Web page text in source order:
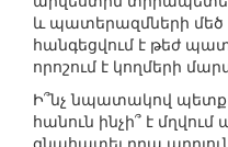
և պատերազմների մեծ
հանգեցվում է թեժ
որոշում է կողմերի
Ի՞նչ նպատակով
հանուն ինչի՞ է